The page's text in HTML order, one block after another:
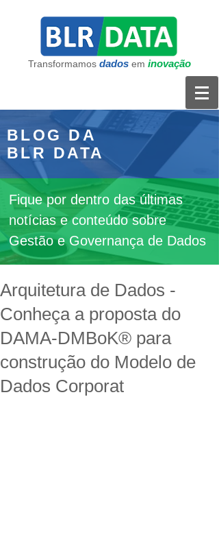
Transformamos dados em inovação
BLOG DA
BLR DATA
Fique por dentro das últimas
notícias e conteúdo sobre
Gestão e Governança de Dados
Arquitetura de Dados -
Conheça a proposta do
DAMA-DMBoK® para
construção do Modelo de
Dados Corporat